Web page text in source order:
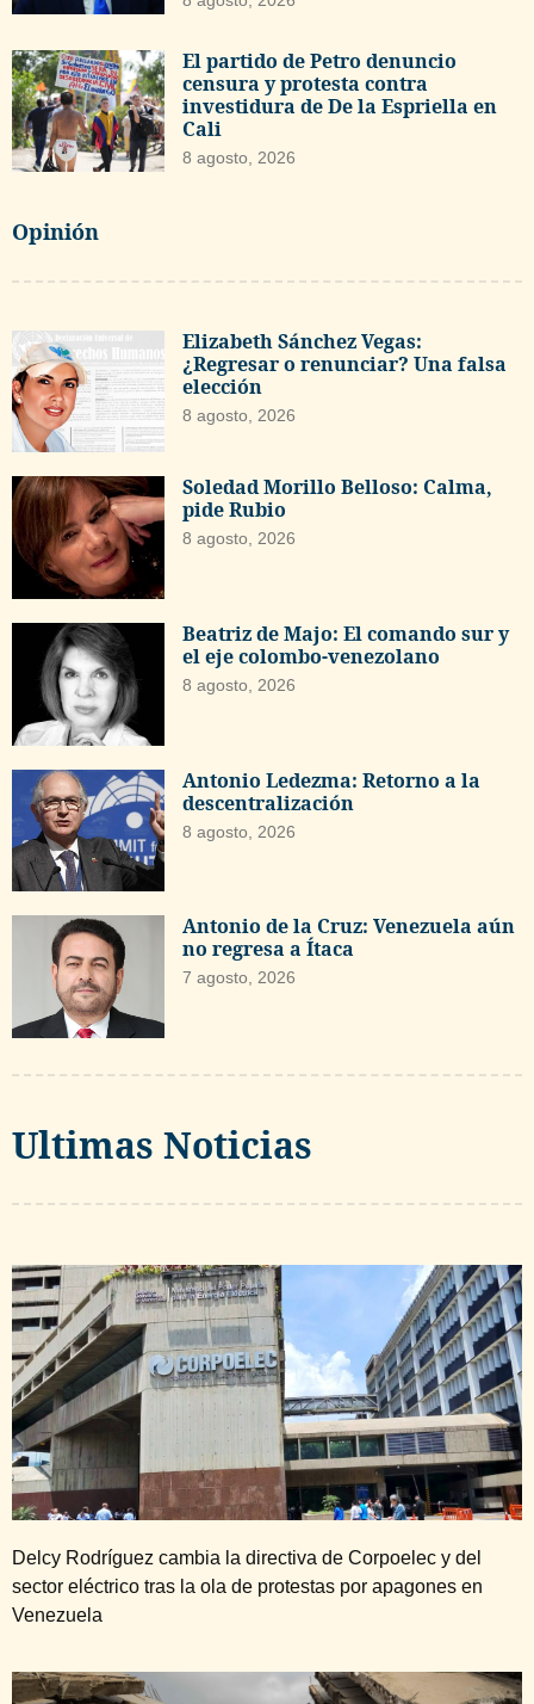
El partido de Petro denuncio
censura y protesta contra
investidura de De la Espriella en
Cali
8 agosto, 2026
Opinión
Elizabeth Sánchez Vegas:
¿Regresar o renunciar? Una falsa
elección
8 agosto, 2026
Soledad Morillo Belloso: Calma,
pide Rubio
8 agosto, 2026
Beatriz de Majo: El comando sur y
el eje colombo-venezolano
8 agosto, 2026
Antonio Ledezma: Retorno a la
descentralización
8 agosto, 2026
Antonio de la Cruz: Venezuela aún
no regresa a Ítaca
7 agosto, 2026
Ultimas Noticias
Delcy Rodríguez cambia la directiva de Corpoelec y del
sector eléctrico tras la ola de protestas por apagones en
Venezuela